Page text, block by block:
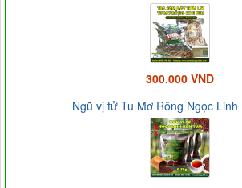
300.000 VND
Ngũ vị tử Tu Mơ Rông Ngọc Linh